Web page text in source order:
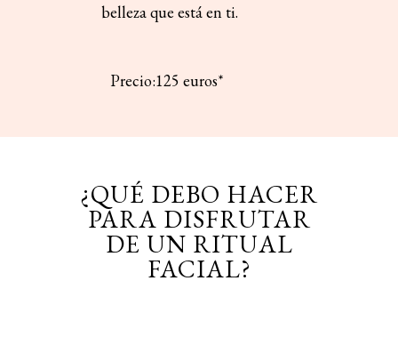
belleza que está en ti.
Precio:125 euros*
¿QUÉ DEBO HACER
PARA DISFRUTAR
DE UN RITUAL
FACIAL?